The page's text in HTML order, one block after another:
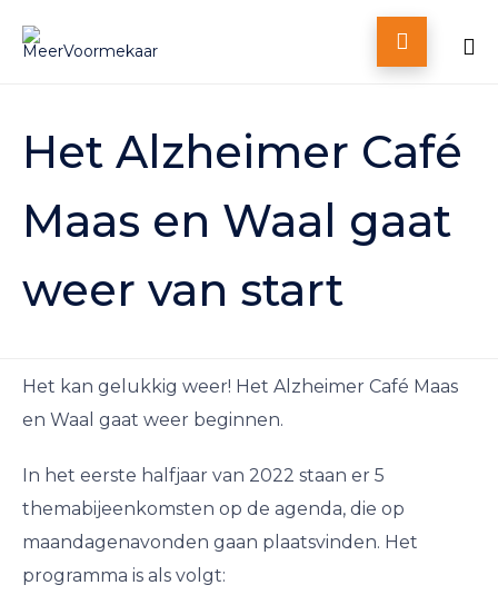

content
Het Alzheimer Café
Maas en Waal gaat
weer van start
Het kan gelukkig weer! Het Alzheimer Café Maas
en Waal gaat weer beginnen.
In het eerste halfjaar van 2022 staan er 5
themabijeenkomsten op de agenda, die op
maandagenavonden gaan plaatsvinden. Het
programma is als volgt: